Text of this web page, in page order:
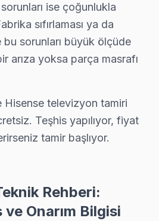
kullanılan tüm yedek parçalar
Avcılar'da ekranın yarısının
arızası Avcılar'de yaşandığında,
bölgesinde toz birikiminden
arızasında Avcılar'de önce
müşteri onayı alınmadan ek işlem
için Fabrika Servis'i tercih edenler,
birikiminden kaynaklanan ısınma
ses bağlantı portu sorunları
tamir sürecinde yaşanabilecek
ise çoğunlukla
sıfırlaması ya da
sorunları büyük ölçüde
arıza yoksa parça masrafı
Hisense televizyon tamiri
Teşhis yapılıyor, fiyat
tamir başlıyor.
Rehberi:
ve Onarım Bilgisi